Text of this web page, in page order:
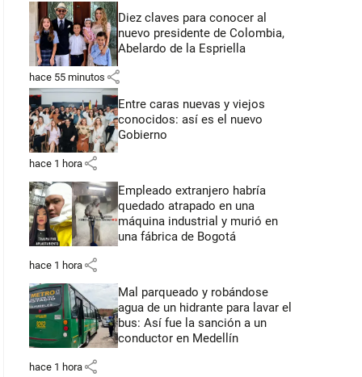
Diez claves para conocer al
nuevo presidente de Colombia,
Abelardo de la Espriella
hace 55 minutos share
Entre caras nuevas y viejos
conocidos: así es el nuevo
Gobierno
hace 1 hora share
Empleado extranjero habría
quedado atrapado en una
máquina industrial y murió en
una fábrica de Bogotá
hace 1 hora share
Mal parqueado y robándose
agua de un hidrante para lavar el
bus: Así fue la sanción a un
conductor en Medellín
hace 1 hora share